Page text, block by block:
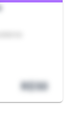
R$50